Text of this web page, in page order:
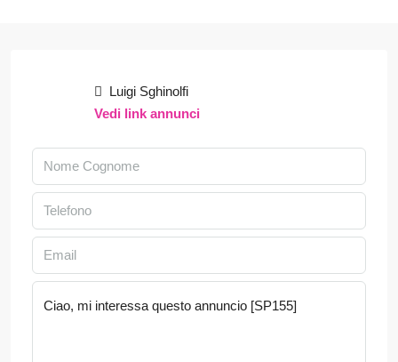
Luigi Sghinolfi
Vedi link annunci